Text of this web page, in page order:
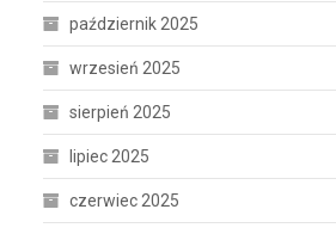
październik 2025
wrzesień 2025
sierpień 2025
lipiec 2025
czerwiec 2025